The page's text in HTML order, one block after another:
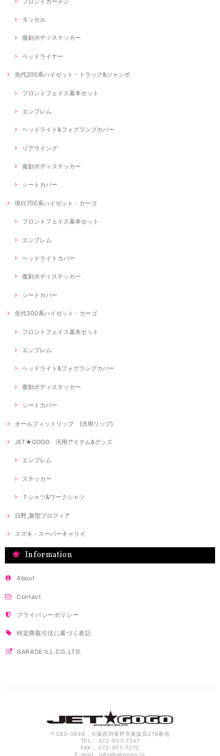
タッセル
復刻ボディステッカー
ベッドライナー
先代200系ハイゼット・トラック&ジャンボ
フロントフェイス基本セット
エンブレム
ヘッドライト&フォグランプカバー
リアウイング
復刻ボディステッカー
シートカバー
現行700系ハイゼット・カーゴ
フロントフェイス基本セット
エンブレム
ヘッドライトカバー
復刻ボディステッカー
シートカバー
先代300系ハイゼット・カーゴ
フロントフェイス基本セット
エンブレム
ヘッドライト&フォグランプカバー
復刻ボディステッカー
シートカバー
オールフィットリップ (汎用リップ)
JET★GOGO 汎用アイテム&グッズ
エンブレム
ステッカー
Ｔシャツ&ワークシャツ
日野_新型プロフィア
スズキ・スーパーキャリイ
Information
About
Contact
プライバシーポリシー
特定商取引法に基づく表記
GARAGE ILL CO.,LTD.
〒583-0846 大阪府羽曳野市東阪田219番地
TEL： 072-957-7247
FAX： 072-957-7272
E-mail： info@jetgogo.jp